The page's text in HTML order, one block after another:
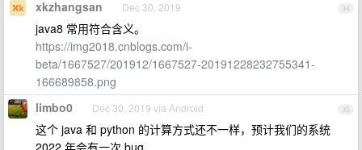
34
xkzhangsan Dec 30, 2019
java8 常用符合含义。
https://img2018.cnblogs.com/i-
beta/1667527/201912/1667527-20191228232755341-
166689858.png
35
limbo0 Dec 30, 2019 via Android
这个 java 和 python 的计算方式还不一样，预计我们的系统
2022 年会有一次 bug